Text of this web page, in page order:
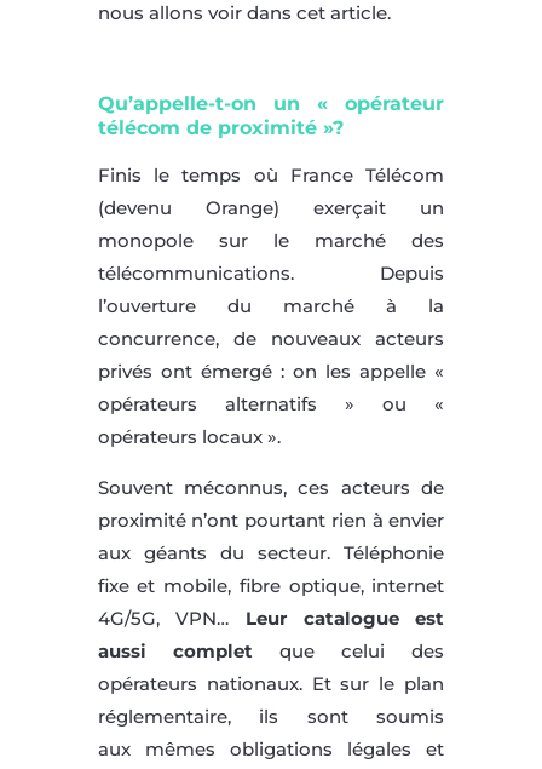
nous allons voir dans cet article.
Qu’appelle-t-on un « opérateur
télécom de proximité »?
Finis le temps où France Télécom
(devenu Orange) exerçait un
monopole sur le marché des
télécommunications. Depuis
l’ouverture du marché à la
concurrence, de nouveaux acteurs
privés ont émergé : on les appelle «
opérateurs alternatifs » ou «
opérateurs locaux ».
Souvent méconnus, ces acteurs de
proximité n’ont pourtant rien à envier
aux géants du secteur. Téléphonie
fixe et mobile, fibre optique, internet
4G/5G, VPN… Leur catalogue est
aussi completque celui des
opérateurs nationaux. Et sur le plan
réglementaire, ils sont soumis
aux mêmes obligations légales et